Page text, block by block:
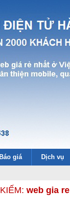
Báo giá Dịch vụ
web gia